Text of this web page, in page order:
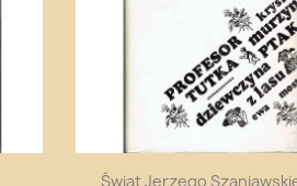
Szybki podgląd
Świat Jerzego